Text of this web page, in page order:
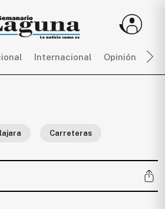
Internacional Opinión
Carreteras